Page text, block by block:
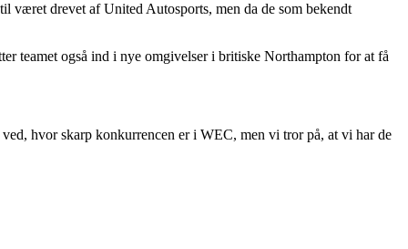
drevet af United Autosports, men da de som bekendt
teamet også ind i nye omgivelser i britiske Northampton for at få
hvor skarp konkurrencen er i WEC, men vi tror på, at vi har de